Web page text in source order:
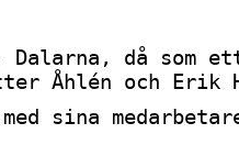
Dalarna, då som
Åhlén och Erik
sina